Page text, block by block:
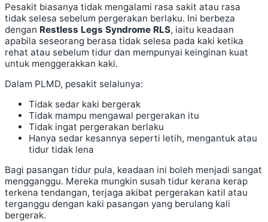
Pesakit biasanya tidak mengalami rasa sakit atau rasa
tidak selesa sebelum pergerakan berlaku. Ini berbeza
dengan Restless Legs Syndrome RLS, iaitu keadaan
apabila seseorang berasa tidak selesa pada kaki ketika
rehat atau sebelum tidur dan mempunyai keinginan kuat
untuk menggerakkan kaki.
Dalam PLMD, pesakit selalunya:
Tidak sedar kaki bergerak
Tidak mampu mengawal pergerakan itu
Tidak ingat pergerakan berlaku
Hanya sedar kesannya seperti letih, mengantuk atau
tidur tidak lena
Bagi pasangan tidur pula, keadaan ini boleh menjadi sangat
mengganggu. Mereka mungkin susah tidur kerana kerap
terkena tendangan, terjaga akibat pergerakan katil atau
terganggu dengan kaki pasangan yang berulang kali
bergerak.